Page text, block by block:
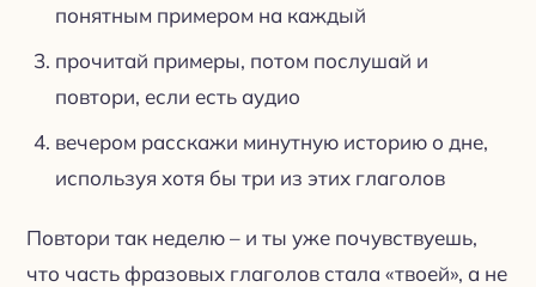
понятным примером на каждый
прочитай примеры, потом послушай и
повтори, если есть аудио
вечером расскажи минутную историю о дне,
используя хотя бы три из этих глаголов
Повтори так неделю – и ты уже почувствуешь,
что часть фразовых глаголов стала «твоей», а не